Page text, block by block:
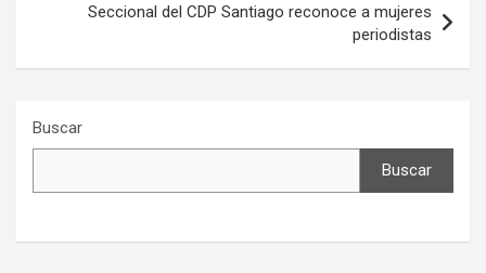
Seccional del CDP Santiago reconoce a mujeres
periodistas
Buscar
Buscar